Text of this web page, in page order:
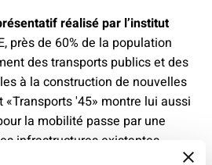
réalisé par l’institut
près de 60% de la population
des transports publics et des
à la construction de nouvelles
'45» montre lui aussi
la mobilité passe par une
infrastructures existantes.